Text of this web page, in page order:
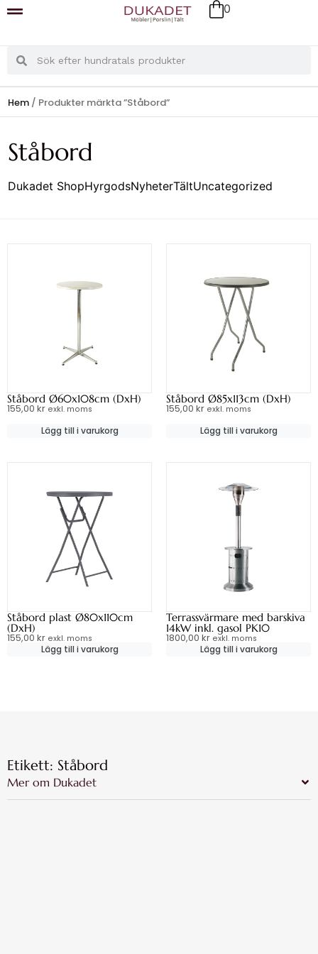
0
Hem / Produkter märkta ”Ståbord”
Ståbord
Dukadet ShopHyrgodsNyheterTältUncategorized
Ståbord Ø60x108cm (DxH)
155,00 kr exkl. moms
Lägg till i varukorg
Ståbord Ø85x113cm (DxH)
155,00 kr exkl. moms
Lägg till i varukorg
Ståbord plast Ø80x110cm
(DxH)
155,00 kr exkl. moms
Lägg till i varukorg
Terrassvärmare med barskiva
14kW inkl. gasol PK10
1800,00 kr exkl. moms
Lägg till i varukorg
Etikett: Ståbord
Mer om Dukadet